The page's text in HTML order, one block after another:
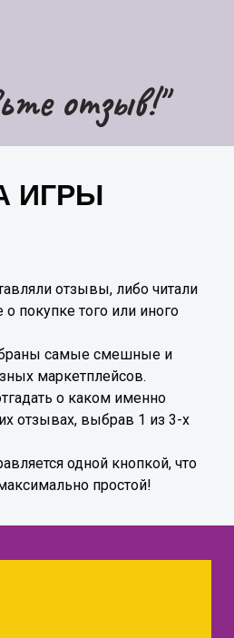
отзыв!"
ИГРЫ
отзывы, либо читали
покупке того или иного
самые смешные и
маркетплейсов.
о каком именно
отзывах, выбрав 1 из 3-х
одной кнопкой, что
простой!